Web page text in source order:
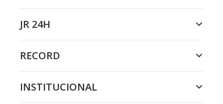
JR 24H
RECORD
INSTITUCIONAL